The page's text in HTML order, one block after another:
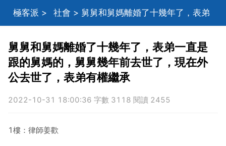
極客派 > 社會 > 舅舅和舅媽離婚了十幾年了，表弟
了，表弟有權繼承
舅舅和舅媽離婚了十幾年了，表弟一直是
跟的舅媽的，舅舅幾年前去世了，現在外
公去世了，表弟有權繼承
2022-10-31 18:00:36 字數 3118 閱讀 2455
1樓：律師姜歡